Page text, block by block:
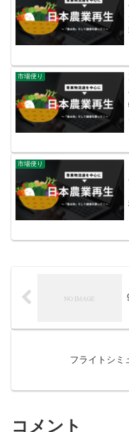
市場便り
市場便り
フライトシミ
コメント